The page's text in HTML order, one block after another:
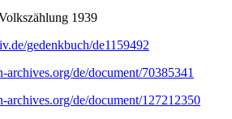
1939
gedenkbuch/de1159492
archives.org/de/document/70385341
archives.org/de/document/127212350